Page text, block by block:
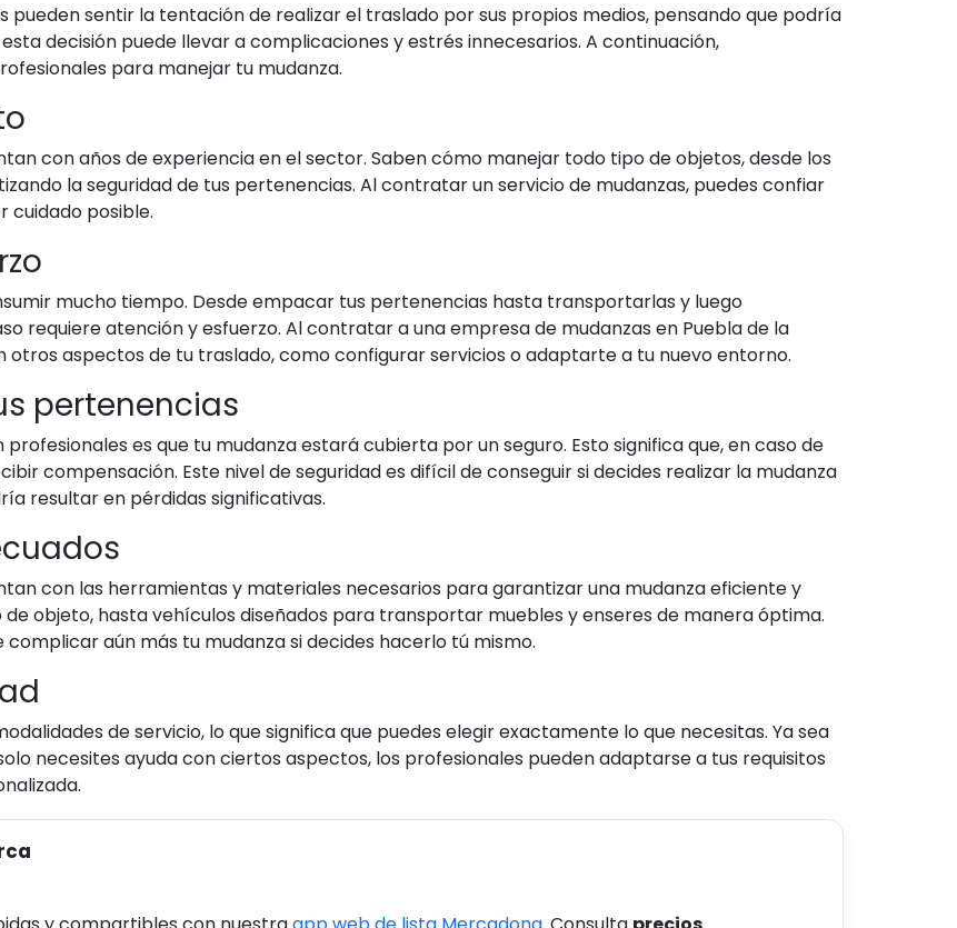
pueden sentir la tentación de realizar el traslado por sus propios medios, pensando que podría
decisión puede llevar a complicaciones y estrés innecesarios. A continuación,
para manejar tu mudanza.
con años de experiencia en el sector. Saben cómo manejar todo tipo de objetos, desde los
la seguridad de tus pertenencias. Al contratar un servicio de mudanzas, puedes confiar
cuidado posible.
mucho tiempo. Desde empacar tus pertenencias hasta transportarlas y luego
requiere atención y esfuerzo. Al contratar a una empresa de mudanzas en Puebla de la
otros aspectos de tu traslado, como configurar servicios o adaptarte a tu nuevo entorno.
pertenencias
es que tu mudanza estará cubierta por un seguro. Esto significa que, en caso de
compensación. Este nivel de seguridad es difícil de conseguir si decides realizar la mudanza
resultar en pérdidas significativas.
con las herramientas y materiales necesarios para garantizar una mudanza eficiente y
objeto, hasta vehículos diseñados para transportar muebles y enseres de manera óptima.
aún más tu mudanza si decides hacerlo tú mismo.
de servicio, lo que significa que puedes elegir exactamente lo que necesitas. Ya sea
necesites ayuda con ciertos aspectos, los profesionales pueden adaptarse a tus requisitos